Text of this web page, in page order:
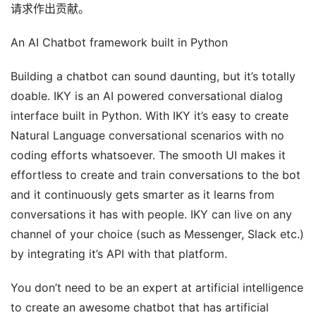
请求作出贡献。
An AI Chatbot framework built in Python
Building a chatbot can sound daunting, but it’s totally
doable. IKY is an AI powered conversational dialog
interface built in Python. With IKY it’s easy to create
Natural Language conversational scenarios with no
coding efforts whatsoever. The smooth UI makes it
effortless to create and train conversations to the bot
and it continuously gets smarter as it learns from
conversations it has with people. IKY can live on any
channel of your choice (such as Messenger, Slack etc.)
by integrating it’s API with that platform.
You don’t need to be an expert at artificial intelligence
to create an awesome chatbot that has artificial